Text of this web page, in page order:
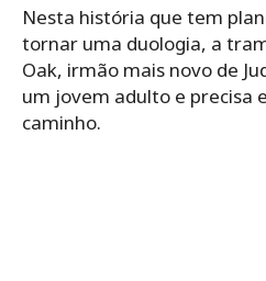
Nesta história que tem
tornar uma duologia, a
Oak, irmão mais novo de
um jovem adulto e precisa
caminho.